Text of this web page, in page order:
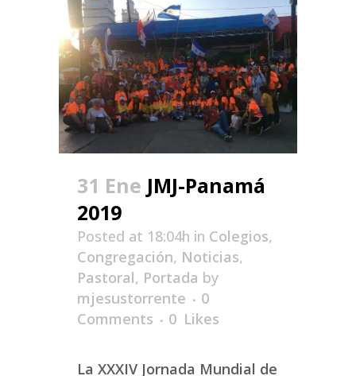
31 Ene JMJ-Panamá
2019
Posted at 18:04h in Colegios,
Congregación, Noticias,
Pastoral, Portada by
mjesustorrente
0
Comments
0 Likes
La XXXIV Jornada Mundial de